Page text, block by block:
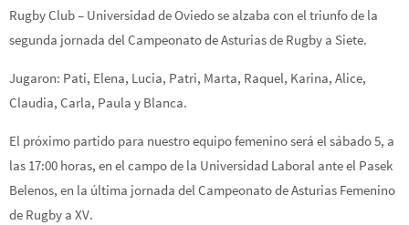
Rugby Club – Universidad de Oviedo se alzaba con el triunfo de la
segunda jornada del Campeonato de Asturias de Rugby a Siete.
Jugaron: Pati, Elena, Lucia, Patri, Marta, Raquel, Karina, Alice,
Claudia, Carla, Paula y Blanca.
El próximo partido para nuestro equipo femenino será el sábado 5, a
las 17:00 horas, en el campo de la Universidad Laboral ante el Pasek
Belenos, en la última jornada del Campeonato de Asturias Femenino
de Rugby a XV.